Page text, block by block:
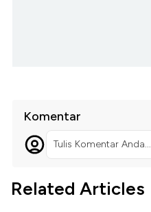
Komentar
Tulis Komentar Anda...
Related Articles